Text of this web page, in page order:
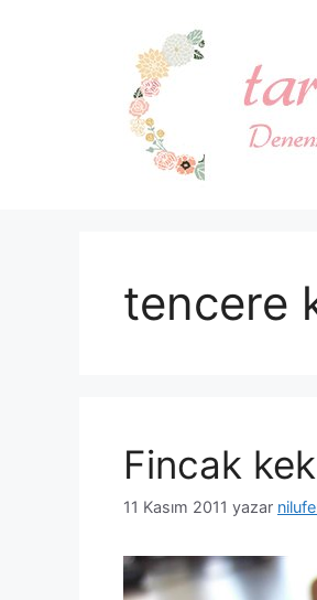
tencere
Fincak
11 Kasım 2011 yazar